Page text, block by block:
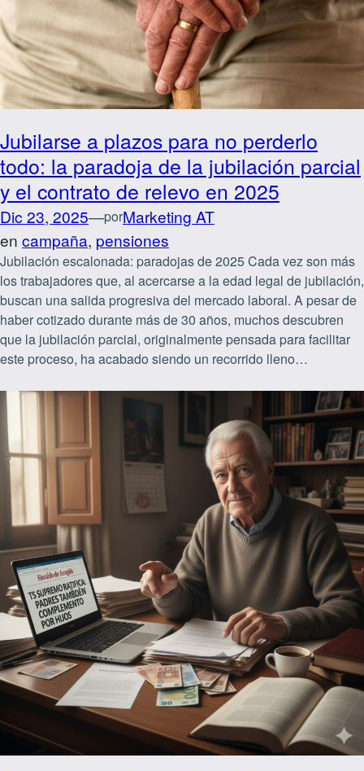
Jubilarse a plazos para no perderlo
todo: la paradoja de la jubilación parcial
y el contrato de relevo en 2025
Dic 23, 2025—porMarketing AT
en campaña, pensiones
Jubilación escalonada: paradojas de 2025 Cada vez son más
los trabajadores que, al acercarse a la edad legal de jubilación,
buscan una salida progresiva del mercado laboral. A pesar de
haber cotizado durante más de 30 años, muchos descubren
que la jubilación parcial, originalmente pensada para facilitar
este proceso, ha acabado siendo un recorrido lleno…